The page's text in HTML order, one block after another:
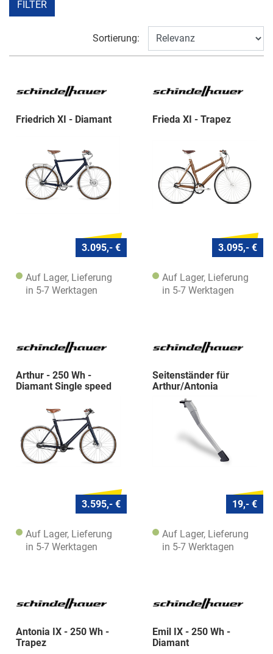
FILTER
Sortierung:
Friedrich XI - Diamant
3.095,- €
Auf Lager, Lieferung
in 5-7 Werktagen
Frieda XI - Trapez
3.095,- €
Auf Lager, Lieferung
in 5-7 Werktagen
Arthur - 250 Wh -
Diamant Single speed
3.595,- €
Auf Lager, Lieferung
in 5-7 Werktagen
Seitenständer für
Arthur/Antonia
19,- €
Auf Lager, Lieferung
in 5-7 Werktagen
Antonia IX - 250 Wh -
Trapez
Emil IX - 250 Wh -
Diamant